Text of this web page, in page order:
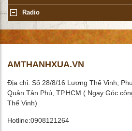
Radio
AMTHANHXUA.VN
Địa chỉ: Số 28/8/16 Lương Thế Vinh,
Quận Tân Phú, TP.HCM ( Ngay Góc
Thế Vinh)
Hotline:0908121264